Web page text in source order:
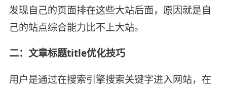
发现自己的页面排在这些大站后面，原因就是自
己的站点综合能力比不上大站。
二：文章标题title优化技巧
用户是通过在搜索引擎搜索关键字进入网站，在